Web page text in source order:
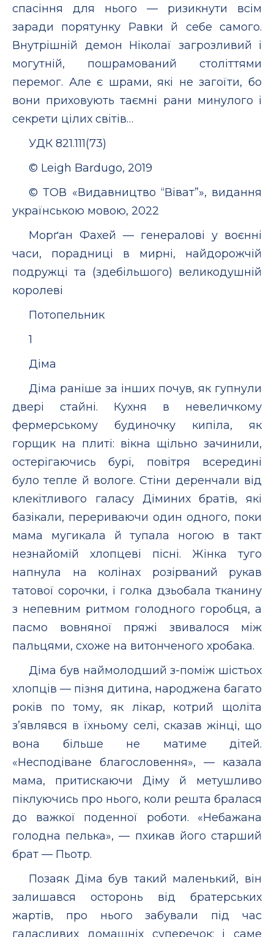
спасіння для нього — ризикнути всім
заради порятунку Равки й себе самого.
Внутрішній демон Ніколаї загрозливий і
могутній, пошрамований століттями
перемог. Але є шрами, які не загоїти, бо
вони приховують таємні рани минулого і
секрети цілих світів…
УДК 821.111(73)
© Leigh Bardugo, 2019
© ТОВ «Видавництво “Віват”», видання
українською мовою, 2022
Морґан Фахей — генералові у воєнні
часи, порадниці в мирні, найдорожчій
подружці та (здебільшого) великодушній
королеві
Потопельник
1
Діма
Діма раніше за інших почув, як гупнули
двері стайні. Кухня в невеличкому
фермерському будиночку кипіла, як
горщик на плиті: вікна щільно зачинили,
остерігаючись бурі, повітря всередині
було тепле й вологе. Стіни деренчали від
клекітливого галасу Діминих братів, які
базікали, перериваючи один одного, поки
мама мугикала й тупала ногою в такт
незнайомій хлопцеві пісні. Жінка туго
напнула на колінах розірваний рукав
татової сорочки, і голка дзьобала тканину
з непевним ритмом голодного горобця, а
пасмо вовняної пряжі звивалося між
пальцями, схоже на витонченого хробака.
Діма був наймолодший з-поміж шістьох
хлопців — пізня дитина, народжена багато
років по тому, як лікар, котрий щоліта
з’являвся в їхньому селі, сказав жінці, що
вона більше не матиме дітей.
«Несподіване благословення», — казала
мама, притискаючи Діму й метушливо
піклуючись про нього, коли решта бралася
до важкої поденної роботи. «Небажана
голодна пелька», — пхикав його старший
брат — Пьотр.
Позаяк Діма був такий маленький, він
залишався осторонь від братерських
жартів, про нього забували під час
галасливих домашніх суперечок; і саме